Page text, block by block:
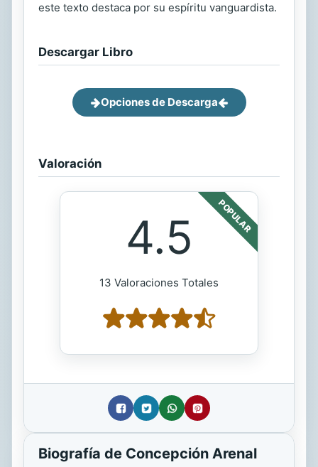
este texto destaca por su espíritu vanguardista.
Descargar Libro
Opciones de Descarga
Valoración
POPULAR
4.5
13 Valoraciones Totales
Biografía de Concepción Arenal